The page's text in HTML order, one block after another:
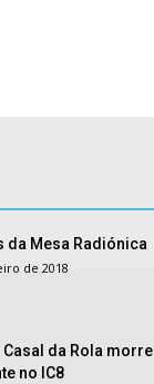
da Mesa Radiónica
de 2018
da Rola morre
no IC8